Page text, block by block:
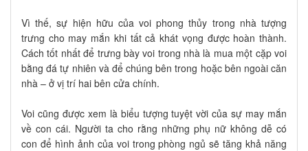
Vì thế, sự hiện hữu của voi phong thủy trong nhà tượng
trưng cho may mắn khi tất cả khát vọng được hoàn thành.
Cách tốt nhất để trưng bày voi trong nhà là mua một cặp voi
bằng đá tự nhiên và để chúng bên trong hoặc bên ngoài căn
nhà – ở vị trí hai bên cửa chính.
Voi cũng được xem là biểu tượng tuyệt vời của sự may mắn
về con cái. Người ta cho rằng những phụ nữ không dễ có
con để hình ảnh của voi trong phòng ngủ sẽ tăng khả năng